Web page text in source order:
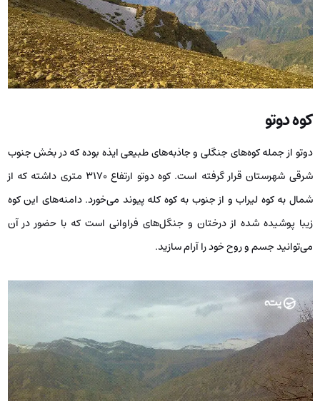
کوه دوتو
دوتو از جمله کوه‌های جنگلی و جاذبه‌های طبیعی ایذه بوده که در بخش جنوب
شرقی شهرستان قرار گرفته است. کوه دوتو ارتفاع 3170 متری داشته که از
شمال به کوه لیراب و از جنوب به کوه کله پیوند می‌خورد. دامنه‌های این کوه
زیبا پوشیده شده از درختان و جنگل‌های فراوانی است که با حضور در آن
می‌توانید جسم و روح خود را آرام سازید.